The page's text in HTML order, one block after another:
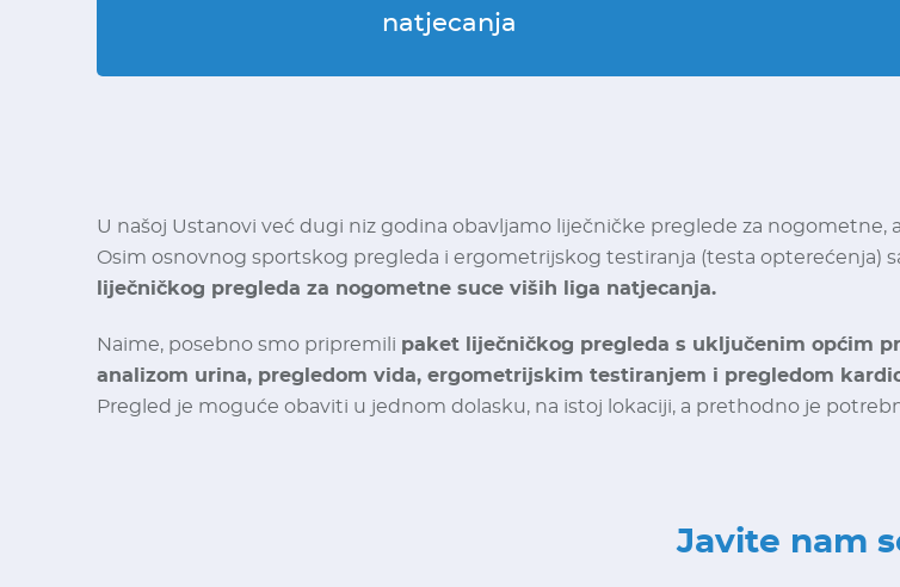
natjecanja
U našoj Ustanovi već dugi niz godina obavljamo liječničke preglede za
Osim osnovnog sportskog pregleda i ergometrijskog testiranja (testa opterećenja)
liječničkog pregleda za nogometne suce viših liga natjecanja.
Naime, posebno smo pripremili paket liječničkog pregleda s uključenim općim
analizom urina, pregledom vida, ergometrijskim testiranjem i pregledom
Pregled je moguće obaviti u jednom dolasku, na istoj lokaciji, a prethodno je
Javite nam